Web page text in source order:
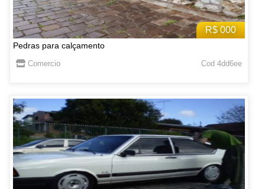
R$ 000
Pedras para calçamento
Comercio Cod 4dd6ee